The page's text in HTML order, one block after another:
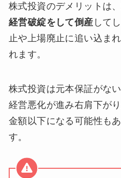
株式投資のデメリットは、
経営破綻をして倒産 して
止や上場廃止に追い込ま
れます。
株式投資は元本保証がな
経営悪化が進み右肩下が
金額以下になる可能性も
す。